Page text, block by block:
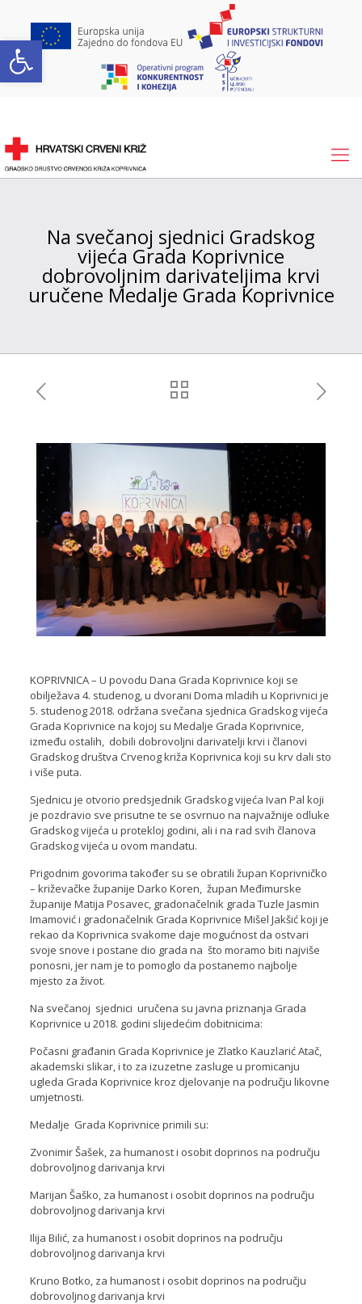
Open toolbar
Na svečanoj sjednici Gradskog
vijeća Grada Koprivnice
dobrovoljnim darivateljima krvi
uručene Medalje Grada Koprivnice
KOPRIVNICA – U povodu Dana Grada Koprivnice koji se
obilježava 4. studenog, u dvorani Doma mladih u Koprivnici je
5. studenog 2018. održana svečana sjednica Gradskog vijeća
Grada Koprivnice na kojoj su Medalje Grada Koprivnice,
između ostalih, dobili dobrovoljni darivatelji krvi i članovi
Gradskog društva Crvenog križa Koprivnica koji su krv dali sto
i više puta.
Sjednicu je otvorio predsjednik Gradskog vijeća Ivan Pal koji
je pozdravio sve prisutne te se osvrnuo na najvažnije odluke
Gradskog vijeća u protekloj godini, ali i na rad svih članova
Gradskog vijeća u ovom mandatu.
Prigodnim govorima također su se obratili župan Koprivničko
– križevačke županije Darko Koren, župan Međimurske
županije Matija Posavec, gradonačelnik grada Tuzle Jasmin
Imamović i gradonačelnik Grada Koprivnice Mišel Jakšić koji je
rekao da Koprivnica svakome daje mogućnost da ostvari
svoje snove i postane dio grada na što moramo biti najviše
ponosni, jer nam je to pomoglo da postanemo najbolje
mjesto za život.
Na svečanoj sjednici uručena su javna priznanja Grada
Koprivnice u 2018. godini slijedećim dobitnicima:
Počasni građanin Grada Koprivnice je Zlatko Kauzlarić Atač,
akademski slikar, i to za izuzetne zasluge u promicanju
ugleda Grada Koprivnice kroz djelovanje na području likovne
umjetnosti.
Medalje Grada Koprivnice primili su:
Zvonimir Šašek, za humanost i osobit doprinos na području
dobrovoljnog darivanja krvi
Marijan Šaško, za humanost i osobit doprinos na području
dobrovoljnog darivanja krvi
Ilija Bilić, za humanost i osobit doprinos na području
dobrovoljnog darivanja krvi
Kruno Botko, za humanost i osobit doprinos na području
dobrovoljnog darivanja krvi